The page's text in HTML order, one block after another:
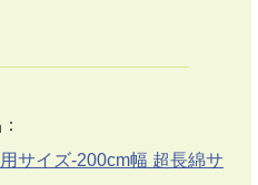
サイズ-200cm幅 超長綿サ